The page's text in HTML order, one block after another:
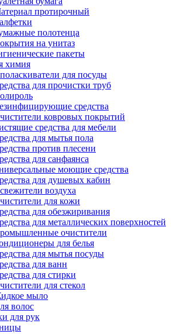
протирочный
полотенца
на унитаз
пакеты
химия
для посуды
для прочистки труб
средства
ковровых покрытий
средства для мебели
для мытья пола
против плесени
для санфаянса
моющие средства
для душевых кабин
воздуха
для кожи
для обезжиривания
для металлических поверхностей
очистители
для белья
для мытья посуды
для ванн
для стирки
для стекол
мыло
волос
для рук